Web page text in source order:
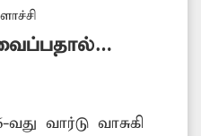
அதிகாரிகள்
வார்டு வாசுகி